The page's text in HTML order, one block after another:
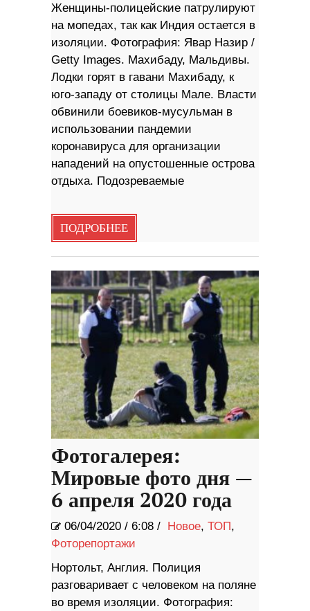
Женщины-полицейские патрулируют
на мопедах, так как Индия остается в
изоляции. Фотография: Явар Назир /
Getty Images. Махибаду, Мальдивы.
Лодки горят в гавани Махибаду, к
юго-западу от столицы Мале. Власти
обвинили боевиков-мусульман в
использовании пандемии
коронавируса для организации
нападений на опустошенные острова
отдыха. Подозреваемые
ПОДРОБНЕЕ
Фотогалерея:
Мировые фото дня —
6 апреля 2020 года
06/04/2020 / 6:08 / Новое, ТОП,
Фоторепортажи
Нортольт, Англия. Полиция
разговаривает с человеком на поляне
во время изоляции. Фотография: